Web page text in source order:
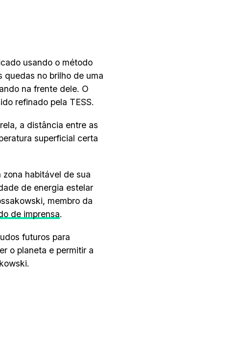
usando o método
quedas no brilho de uma
na frente dele. O
refinado pela TESS.
a distância entre as
superficial certa
habitável de sua
de energia estelar
membro da
de imprensa.
futuros para
o planeta e permitir a